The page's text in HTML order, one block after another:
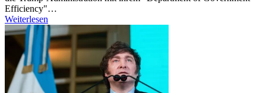
Efficiency"…
Weiterlesen